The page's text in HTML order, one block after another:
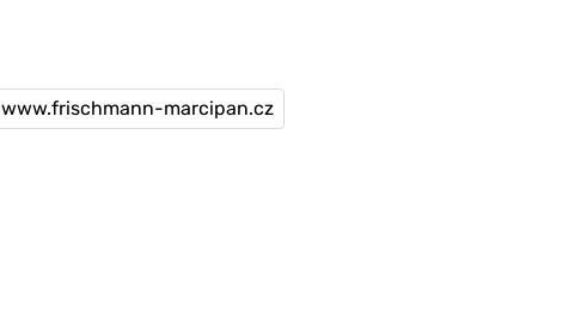
www.frischmann-marcipan.cz